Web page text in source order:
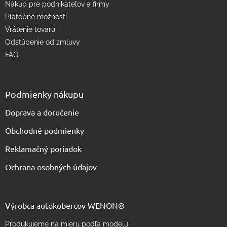
Nákup pre podnikateľov a firmy
Platobné možnosti
Vrátenie tovaru
Odstúpenie od zmluvy
FAQ
Podmienky nákupu
Doprava a doručenie
Obchodné podmienky
Reklamačný poriadok
Ochrana osobných údajov
Výrobca autokobercov WENON®
Produkujeme na mieru podľa modelu